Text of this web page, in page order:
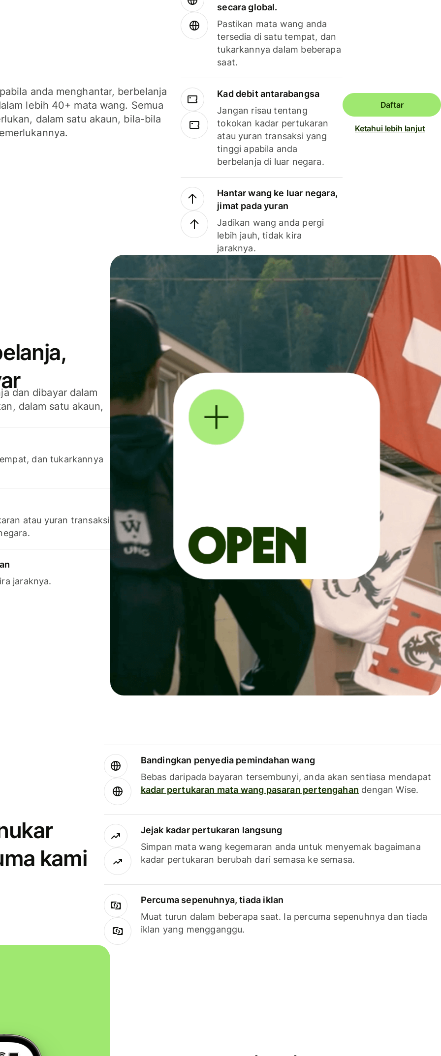
anda menghantar, berbelanja
lebih 40+ mata wang. Semua
dalam satu akaun, bila-bila
secara global.
Pastikan mata wang anda
tersedia di satu tempat, dan
tukarkannya dalam beberapa
saat.
Kad debit antarabangsa
Jangan risau tentang
tokokan kadar pertukaran
atau yuran transaksi yang
tinggi apabila anda
berbelanja di luar negara.
Hantar wang ke luar negara,
jimat pada yuran
Jadikan wang anda pergi
lebih jauh, tidak kira
jaraknya.
Daftar
Ketahui lebih lanjut
dan dibayar dalam
dalam satu akaun,
dan tukarkannya
atau yuran transaksi
jaraknya.
kami
Bandingkan penyedia pemindahan wang
Bebas daripada bayaran tersembunyi, anda akan sentiasa mendapat
kadar pertukaran mata wang pasaran pertengahan dengan Wise.
Jejak kadar pertukaran langsung
Simpan mata wang kegemaran anda untuk menyemak bagaimana
kadar pertukaran berubah dari semasa ke semasa.
Percuma sepenuhnya, tiada iklan
Muat turun dalam beberapa saat. Ia percuma sepenuhnya dan tiada
iklan yang mengganggu.